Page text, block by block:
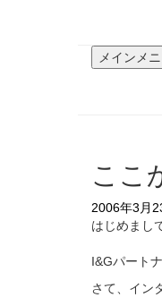
メインメ
ここ
2006年3月
はじめまし
I&Gパート
さて、イン